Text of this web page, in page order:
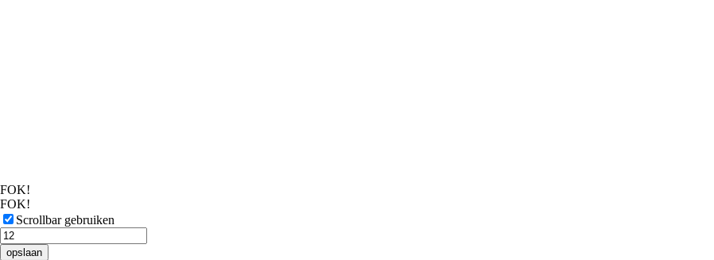
FOK!
FOK!
Scrollbar gebruiken
opslaan